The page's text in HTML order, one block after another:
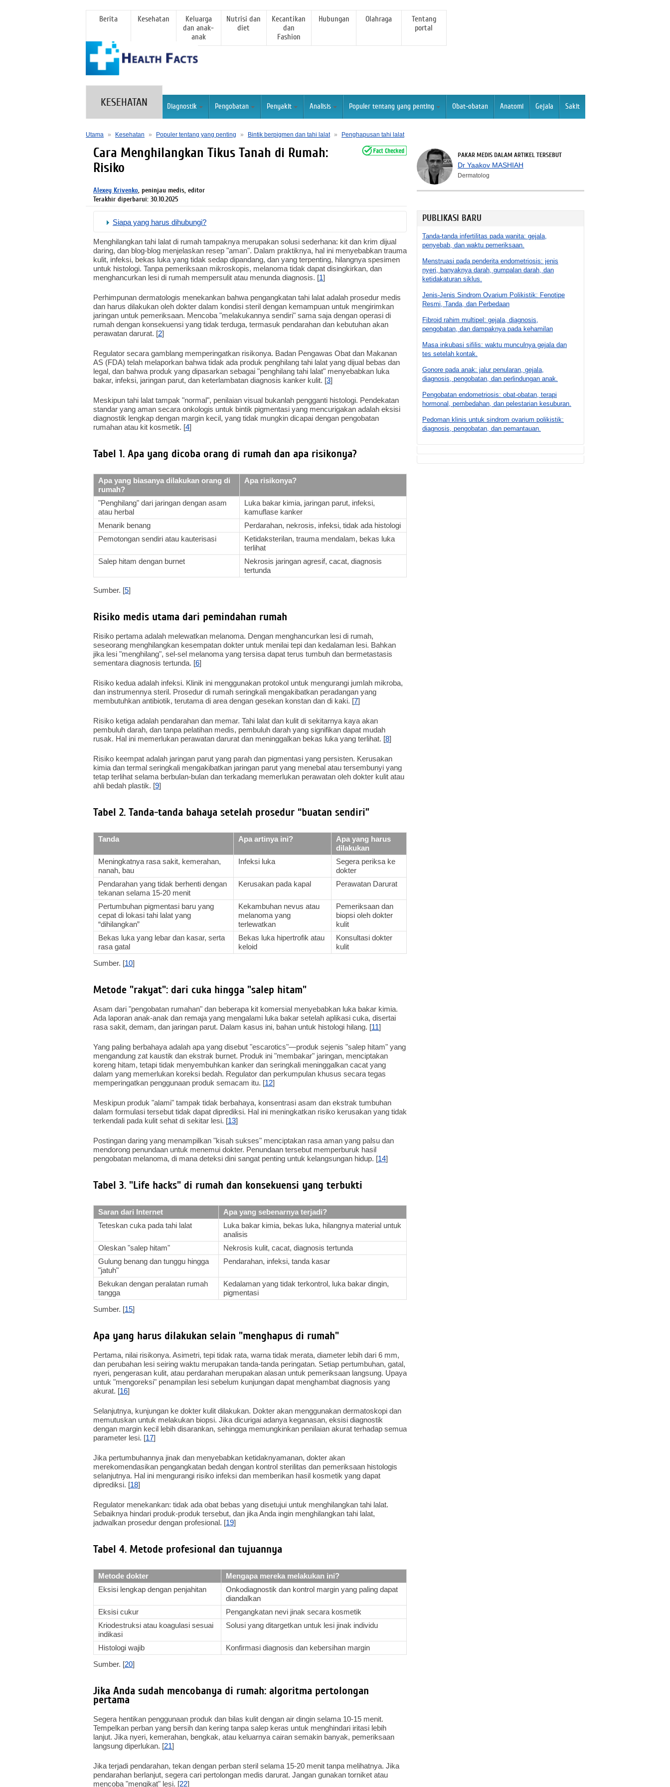
Berita Kesehatan
Keluarga
dan anak-
anak
Nutrisi dan
diet
Kecantikan
dan
Fashion
Hubungan Olahraga
Tentang
portal
KESEHATAN Diagnostik Pengobatan Penyakit Analisis Populer tentang yang penting Obat-obatan Anatomi Gejala Sakit
Utama » Kesehatan » Populer tentang yang penting » Bintik berpigmen dan tahi lalat » Penghapusan tahi lalat
PAKAR MEDIS DALAM ARTIKEL TERSEBUT
Dr Yaakov MASHIAH
Dermatolog
PUBLIKASI BARU
Tanda-tanda infertilitas pada wanita: gejala,
penyebab, dan waktu pemeriksaan.
Menstruasi pada penderita endometriosis: jenis
nyeri, banyaknya darah, gumpalan darah, dan
ketidakaturan siklus.
Jenis-Jenis Sindrom Ovarium Polikistik: Fenotipe
Resmi, Tanda, dan Perbedaan
Fibroid rahim multipel: gejala, diagnosis,
pengobatan, dan dampaknya pada kehamilan
Masa inkubasi sifilis: waktu munculnya gejala dan
tes setelah kontak.
Gonore pada anak: jalur penularan, gejala,
diagnosis, pengobatan, dan perlindungan anak.
Pengobatan endometriosis: obat-obatan, terapi
hormonal, pembedahan, dan pelestarian kesuburan.
Pedoman klinis untuk sindrom ovarium polikistik:
diagnosis, pengobatan, dan pemantauan.
Cara Menghilangkan Tikus Tanah di Rumah:
Risiko
Alexey Krivenko, peninjau medis, editor
Terakhir diperbarui: 30.10.2025
Siapa yang harus dihubungi?
Menghilangkan tahi lalat di rumah tampaknya merupakan solusi sederhana: kit dan krim dijual
daring, dan blog-blog menjelaskan resep "aman". Dalam praktiknya, hal ini menyebabkan trauma
kulit, infeksi, bekas luka yang tidak sedap dipandang, dan yang terpenting, hilangnya spesimen
untuk histologi. Tanpa pemeriksaan mikroskopis, melanoma tidak dapat disingkirkan, dan
menghancurkan lesi di rumah mempersulit atau menunda diagnosis. [1]
Perhimpunan dermatologis menekankan bahwa pengangkatan tahi lalat adalah prosedur medis
dan harus dilakukan oleh dokter dalam kondisi steril dengan kemampuan untuk mengirimkan
jaringan untuk pemeriksaan. Mencoba "melakukannya sendiri" sama saja dengan operasi di
rumah dengan konsekuensi yang tidak terduga, termasuk pendarahan dan kebutuhan akan
perawatan darurat. [2]
Regulator secara gamblang memperingatkan risikonya. Badan Pengawas Obat dan Makanan
AS (FDA) telah melaporkan bahwa tidak ada produk penghilang tahi lalat yang dijual bebas dan
legal, dan bahwa produk yang dipasarkan sebagai "penghilang tahi lalat" menyebabkan luka
bakar, infeksi, jaringan parut, dan keterlambatan diagnosis kanker kulit. [3]
Meskipun tahi lalat tampak "normal", penilaian visual bukanlah pengganti histologi. Pendekatan
standar yang aman secara onkologis untuk bintik pigmentasi yang mencurigakan adalah eksisi
diagnostik lengkap dengan margin kecil, yang tidak mungkin dicapai dengan pengobatan
rumahan atau kit kosmetik. [4]
Tabel 1. Apa yang dicoba orang di rumah dan apa risikonya?
Apa yang biasanya dilakukan orang di
rumah?
Apa risikonya?
"Penghilang" dari jaringan dengan asam
atau herbal
Luka bakar kimia, jaringan parut, infeksi,
kamuflase kanker
Menarik benang
Perdarahan, nekrosis, infeksi, tidak ada histologi
Pemotongan sendiri atau kauterisasi
Ketidaksterilan, trauma mendalam, bekas luka
terlihat
Salep hitam dengan burnet
Nekrosis jaringan agresif, cacat, diagnosis
tertunda
Sumber. [5]
Risiko medis utama dari pemindahan rumah
Risiko pertama adalah melewatkan melanoma. Dengan menghancurkan lesi di rumah,
seseorang menghilangkan kesempatan dokter untuk menilai tepi dan kedalaman lesi. Bahkan
jika lesi "menghilang", sel-sel melanoma yang tersisa dapat terus tumbuh dan bermetastasis
sementara diagnosis tertunda. [6]
Risiko kedua adalah infeksi. Klinik ini menggunakan protokol untuk mengurangi jumlah mikroba,
dan instrumennya steril. Prosedur di rumah seringkali mengakibatkan peradangan yang
membutuhkan antibiotik, terutama di area dengan gesekan konstan dan di kaki. [7]
Risiko ketiga adalah pendarahan dan memar. Tahi lalat dan kulit di sekitarnya kaya akan
pembuluh darah, dan tanpa pelatihan medis, pembuluh darah yang signifikan dapat mudah
rusak. Hal ini memerlukan perawatan darurat dan meninggalkan bekas luka yang terlihat. [8]
Risiko keempat adalah jaringan parut yang parah dan pigmentasi yang persisten. Kerusakan
kimia dan termal seringkali mengakibatkan jaringan parut yang menebal atau tersembunyi yang
tetap terlihat selama berbulan-bulan dan terkadang memerlukan perawatan oleh dokter kulit atau
ahli bedah plastik. [9]
Tabel 2. Tanda-tanda bahaya setelah prosedur “buatan sendiri”
Tanda Apa artinya ini?
Apa yang harus
dilakukan
Meningkatnya rasa sakit, kemerahan,
nanah, bau
Infeksi luka
Segera periksa ke
dokter
Pendarahan yang tidak berhenti dengan
tekanan selama 15-20 menit
Kerusakan pada kapal Perawatan Darurat
Pertumbuhan pigmentasi baru yang
cepat di lokasi tahi lalat yang
“dihilangkan”
Kekambuhan nevus atau
melanoma yang
terlewatkan
Pemeriksaan dan
biopsi oleh dokter
kulit
Bekas luka yang lebar dan kasar, serta
rasa gatal
Bekas luka hipertrofik atau
keloid
Konsultasi dokter
kulit
Sumber. [10]
Metode "rakyat": dari cuka hingga "salep hitam"
Asam dari "pengobatan rumahan" dan beberapa kit komersial menyebabkan luka bakar kimia.
Ada laporan anak-anak dan remaja yang mengalami luka bakar setelah aplikasi cuka, disertai
rasa sakit, demam, dan jaringan parut. Dalam kasus ini, bahan untuk histologi hilang. [11]
Yang paling berbahaya adalah apa yang disebut "escarotics"—produk sejenis "salep hitam" yang
mengandung zat kaustik dan ekstrak burnet. Produk ini "membakar" jaringan, menciptakan
koreng hitam, tetapi tidak menyembuhkan kanker dan seringkali meninggalkan cacat yang
dalam yang memerlukan koreksi bedah. Regulator dan perkumpulan khusus secara tegas
memperingatkan penggunaan produk semacam itu. [12]
Meskipun produk "alami" tampak tidak berbahaya, konsentrasi asam dan ekstrak tumbuhan
dalam formulasi tersebut tidak dapat diprediksi. Hal ini meningkatkan risiko kerusakan yang tidak
terkendali pada kulit sehat di sekitar lesi. [13]
Postingan daring yang menampilkan "kisah sukses" menciptakan rasa aman yang palsu dan
mendorong penundaan untuk menemui dokter. Penundaan tersebut memperburuk hasil
pengobatan melanoma, di mana deteksi dini sangat penting untuk kelangsungan hidup. [14]
Tabel 3. "Life hacks" di rumah dan konsekuensi yang terbukti
Saran dari Internet
Apa yang sebenarnya terjadi?
Teteskan cuka pada tahi lalat
Luka bakar kimia, bekas luka, hilangnya material untuk
analisis
Oleskan "salep hitam"
Nekrosis kulit, cacat, diagnosis tertunda
Gulung benang dan tunggu hingga
"jatuh"
Pendarahan, infeksi, tanda kasar
Bekukan dengan peralatan rumah
tangga
Kedalaman yang tidak terkontrol, luka bakar dingin,
pigmentasi
Sumber. [15]
Apa yang harus dilakukan selain "menghapus di rumah"
Pertama, nilai risikonya. Asimetri, tepi tidak rata, warna tidak merata, diameter lebih dari 6 mm,
dan perubahan lesi seiring waktu merupakan tanda-tanda peringatan. Setiap pertumbuhan, gatal,
nyeri, pengerasan kulit, atau perdarahan merupakan alasan untuk pemeriksaan langsung. Upaya
untuk "mengoreksi" penampilan lesi sebelum kunjungan dapat menghambat diagnosis yang
akurat. [16]
Selanjutnya, kunjungan ke dokter kulit dilakukan. Dokter akan menggunakan dermatoskopi dan
memutuskan untuk melakukan biopsi. Jika dicurigai adanya keganasan, eksisi diagnostik
dengan margin kecil lebih disarankan, sehingga memungkinkan penilaian akurat terhadap semua
parameter lesi. [17]
Jika pertumbuhannya jinak dan menyebabkan ketidaknyamanan, dokter akan
merekomendasikan pengangkatan bedah dengan kontrol sterilitas dan pemeriksaan histologis
selanjutnya. Hal ini mengurangi risiko infeksi dan memberikan hasil kosmetik yang dapat
diprediksi. [18]
Regulator menekankan: tidak ada obat bebas yang disetujui untuk menghilangkan tahi lalat.
Sebaiknya hindari produk-produk tersebut, dan jika Anda ingin menghilangkan tahi lalat,
jadwalkan prosedur dengan profesional. [19]
Tabel 4. Metode profesional dan tujuannya
Metode dokter
Mengapa mereka melakukan ini?
Eksisi lengkap dengan penjahitan
Onkodiagnostik dan kontrol margin yang paling dapat
diandalkan
Eksisi cukur
Pengangkatan nevi jinak secara kosmetik
Kriodestruksi atau koagulasi sesuai
indikasi
Solusi yang ditargetkan untuk lesi jinak individu
Histologi wajib
Konfirmasi diagnosis dan kebersihan margin
Sumber. [20]
Jika Anda sudah mencobanya di rumah: algoritma pertolongan
pertama
Segera hentikan penggunaan produk dan bilas kulit dengan air dingin selama 10-15 menit.
Tempelkan perban yang bersih dan kering tanpa salep keras untuk menghindari iritasi lebih
lanjut. Jika nyeri, kemerahan, bengkak, atau keluarnya cairan semakin banyak, pemeriksaan
langsung diperlukan. [21]
Jika terjadi pendarahan, tekan dengan perban steril selama 15-20 menit tanpa melihatnya. Jika
pendarahan berlanjut, segera cari pertolongan medis darurat. Jangan gunakan torniket atau
mencoba "mengikat" lesi. [22]